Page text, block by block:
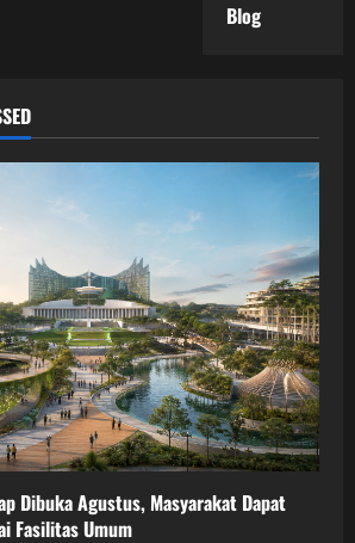
Blog
Dibuka Agustus, Masyarakat Dapat
Fasilitas Umum